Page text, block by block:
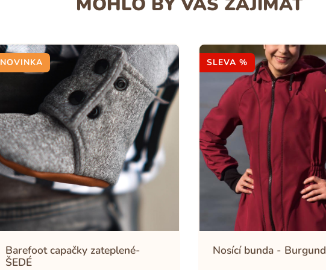
NOVINKA
Barefoot capačky zateplené-
ŠEDÉ
SLEVA %
Nosící bunda - Burgund